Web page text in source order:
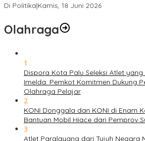
Di Politika|Kamis, 18 Juni 2026
Olahraga
1
Dispora Kota Palu Seleksi Atlet yang
Imelda: Pemkot Komitmen Dukung
Olahraga Pelajar
2
KONI Donggala dan KONI di Enam
Bantuan Mobil Hiace dari Pemprov
3
Atlet Paralayang dari Tujuh Negara